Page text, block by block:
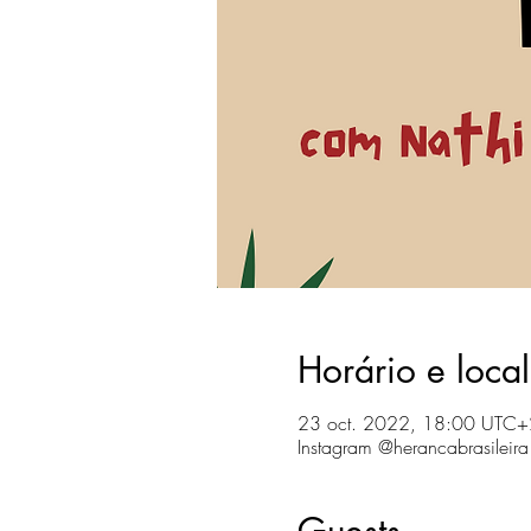
Horário e local
23 oct. 2022, 18:00
Instagram @herancabrasileira